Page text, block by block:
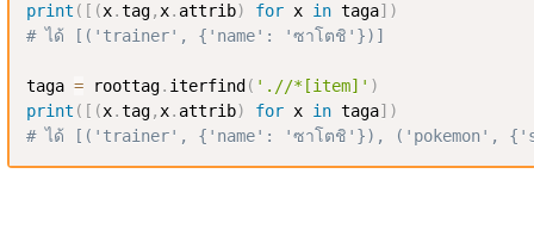
print ( [ (x.tag, x. attrib) for x in taga] )
# ได้ [('trainer', {'name': 'ซาโตชิ'})]
taga = roottag. iterfind ( './/*[item]' )
print ( [ (x.tag, x. attrib) for x in taga] )
# ได้ [('trainer', {'name': 'ซาโตชิ'}),